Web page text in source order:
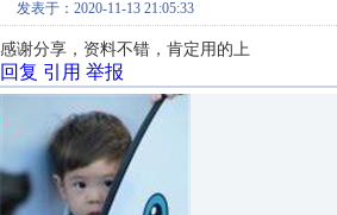
发表于：2020-11-13 21:05:33
感谢分享，资料不错，肯定用的上
回复 引用 举报